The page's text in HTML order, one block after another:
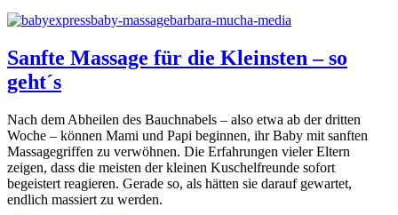
Sanfte Massage für die Kleinsten – so
geht´s
Nach dem Abheilen des Bauchnabels – also etwa ab der dritten
Woche – können Mami und Papi beginnen, ihr Baby mit sanften
Massagegriffen zu verwöhnen. Die Erfahrungen vieler Eltern
zeigen, dass die meisten der kleinen Kuschelfreunde sofort
begeistert reagieren. Gerade so, als hätten sie darauf gewartet,
endlich massiert zu werden.